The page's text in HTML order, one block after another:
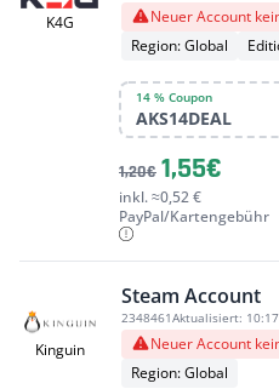
K4G Neuer Account
Region: Global
14 % Coupon
AKS14DEAL
1,20€ 1,55€
inkl. ≈0,52 €
PayPal/Kartengebühr
Kinguin
Steam Account
2348461Aktualisiert:
Neuer Account
Region: Global